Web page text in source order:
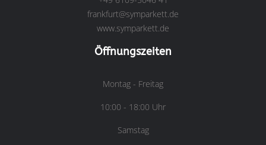
frankfurt@symparkett.de
www.symparkett.de
Öffnungszeiten
Montag - Freitag
10:00 - 18:00 Uhr
Samstag